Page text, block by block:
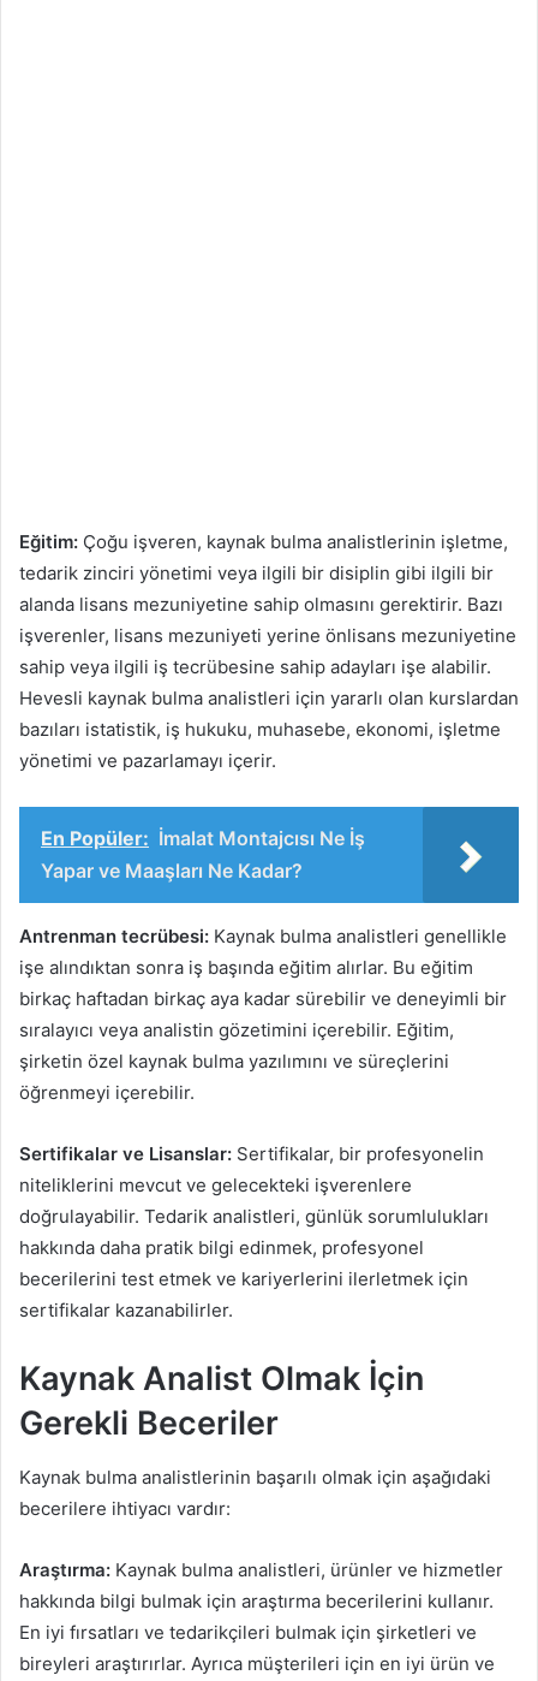
Eğitim: Çoğu işveren, kaynak bulma analistlerinin işletme,
tedarik zinciri yönetimi veya ilgili bir disiplin gibi ilgili bir
alanda lisans mezuniyetine sahip olmasını gerektirir. Bazı
işverenler, lisans mezuniyeti yerine önlisans mezuniyetine
sahip veya ilgili iş tecrübesine sahip adayları işe alabilir.
Hevesli kaynak bulma analistleri için yararlı olan kurslardan
bazıları istatistik, iş hukuku, muhasebe, ekonomi, işletme
yönetimi ve pazarlamayı içerir.
En Popüler: İmalat Montajcısı Ne İş
Yapar ve Maaşları Ne Kadar?
Antrenman tecrübesi: Kaynak bulma analistleri genellikle
işe alındıktan sonra iş başında eğitim alırlar. Bu eğitim
birkaç haftadan birkaç aya kadar sürebilir ve deneyimli bir
sıralayıcı veya analistin gözetimini içerebilir. Eğitim,
şirketin özel kaynak bulma yazılımını ve süreçlerini
öğrenmeyi içerebilir.
Sertifikalar ve Lisanslar: Sertifikalar, bir profesyonelin
niteliklerini mevcut ve gelecekteki işverenlere
doğrulayabilir. Tedarik analistleri, günlük sorumlulukları
hakkında daha pratik bilgi edinmek, profesyonel
becerilerini test etmek ve kariyerlerini ilerletmek için
sertifikalar kazanabilirler.
Kaynak Analist Olmak İçin
Gerekli Beceriler
Kaynak bulma analistlerinin başarılı olmak için aşağıdaki
becerilere ihtiyacı vardır:
Araştırma: Kaynak bulma analistleri, ürünler ve hizmetler
hakkında bilgi bulmak için araştırma becerilerini kullanır.
En iyi fırsatları ve tedarikçileri bulmak için şirketleri ve
bireyleri araştırırlar. Ayrıca müşterileri için en iyi ürün ve